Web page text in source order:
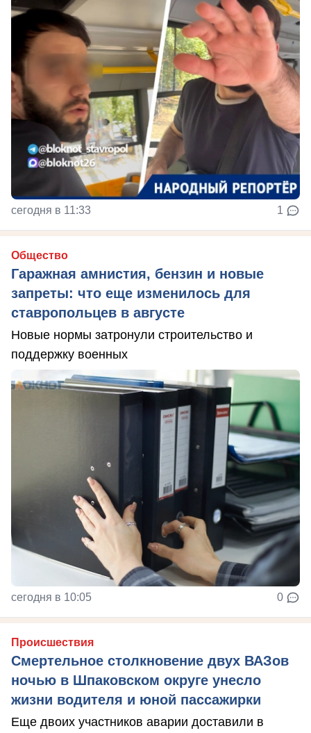
сегодня в 11:33 1
Общество
Гаражная амнистия, бензин и новые
запреты: что еще изменилось для
ставропольцев в августе
Новые нормы затронули строительство и
поддержку военных
сегодня в 10:05 0
Происшествия
Смертельное столкновение двух ВАЗов
ночью в Шпаковском округе унесло
жизни водителя и юной пассажирки
Еще двоих участников аварии доставили в